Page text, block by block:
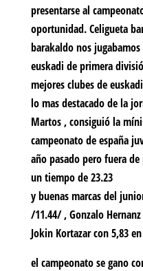
presentarse al
oportunidad. Celigueta
barakaldo nos
euskadi de primera
mejores clubes de
lo mas destacado de la
Martos , consiguió la
campeonato de españa
año pasado pero fuera
un tiempo de 23.23
y buenas marcas del
/11.44/ , Gonzalo
Jokin Kortazar con 5,83
el campeonato se gano